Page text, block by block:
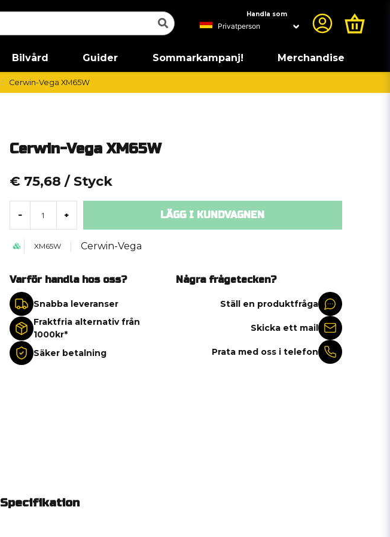
Handla som
Bilvård Guider Sommarkampanj! Merchandise
Cerwin-Vega XM65W
Cerwin-Vega XM65W
€ 75,68 / Styck
- + LÄGG I KUNDVAGNEN
XM65W Cerwin-Vega
Varför handla hos oss?
Snabba leveranser
Fraktfria alternativ från
1000kr*
Säker betalning
Några frågetecken?
Ställ en produktfråga
Skicka ett mail
Prata med oss i telefon
Specifikation